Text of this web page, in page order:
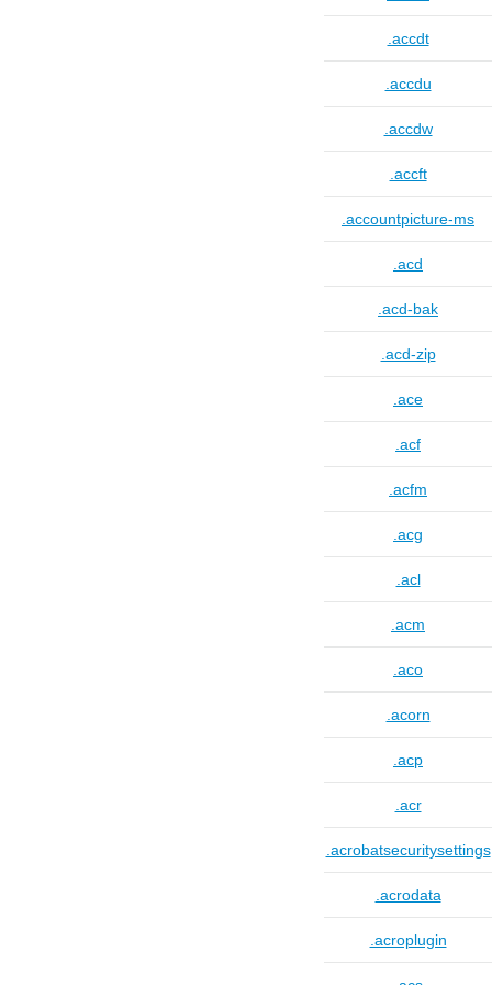
.accdt
.accdu
.accdw
.accft
.accountpicture-ms
.acd
.acd-bak
.acd-zip
.ace
.acf
.acfm
.acg
.acl
.acm
.aco
.acorn
.acp
.acr
.acrobatsecuritysettings
.acrodata
.acroplugin